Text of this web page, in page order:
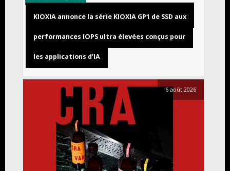
KIOXIA annonce la série KIOXIA GP1 de SSD aux
performances IOPS ultra élevées conçus pour
les applications d’IA
6 août 2026